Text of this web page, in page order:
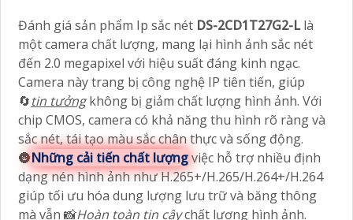
Đánh giá sản phẩm Ip sắc nét DS-2CD1T27G2-Llà
một camera chất lượng, mang lại hình ảnh sắc nét
đến 2.0 megapixel với hiệu suất đáng kinh ngạc.
Camera này trang bị công nghệ IP tiên tiến, giúp
🔄tin tưởngkhông bị giảm chất lượng hình ảnh. Với
chip CMOS, camera có khả năng thu hình rõ ràng và
sắc nét, tái tạo màu sắc chân thực và sống động.
🌚Những cải tiến chất lượngviệc hỗ trợ nhiều định
dạng nén hình ảnh như H.265+/H.265/H.264+/H.264
giúp tối ưu hóa dung lượng lưu trữ và băng thông
mà vẫn 📸Hoàn toàn tin cậychất lượng hình ảnh.